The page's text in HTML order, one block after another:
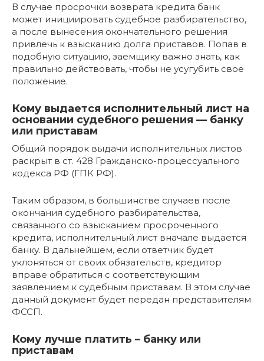
В случае просрочки возврата кредита банк
может инициировать судебное разбирательство,
а после вынесения окончательного решения
привлечь к взысканию долга приставов. Попав в
подобную ситуацию, заемщику важно знать, как
правильно действовать, чтобы не усугубить свое
положение.
Кому выдается исполнительный лист на
основании судебного решения — банку
или приставам
Общий порядок выдачи исполнительных листов
раскрыт в ст. 428 Гражданско-процессуального
кодекса РФ (ГПК РФ).
Таким образом, в большинстве случаев после
окончания судебного разбирательства,
связанного со взысканием просроченного
кредита, исполнительный лист вначале выдается
банку. В дальнейшем, если ответчик будет
уклоняться от своих обязательств, кредитор
вправе обратиться с соответствующим
заявлением к судебным приставам. В этом случае
данный документ будет передан представителям
ФССП.
Кому лучше платить – банку или
приставам